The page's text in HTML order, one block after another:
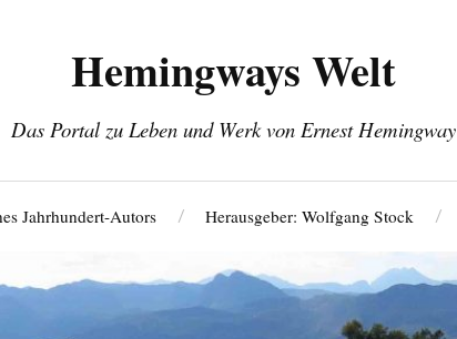
Hemingways Welt
Das Portal zu Leben und Werk von Ernest Hemingway
Jahrhundert-Autors Herausgeber: Wolfgang Stock